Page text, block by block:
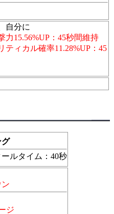
自分に
力15.56%UP：45秒間維持
ティカル確率11.28%UP：45
グ
ールタイム：40秒
ジ